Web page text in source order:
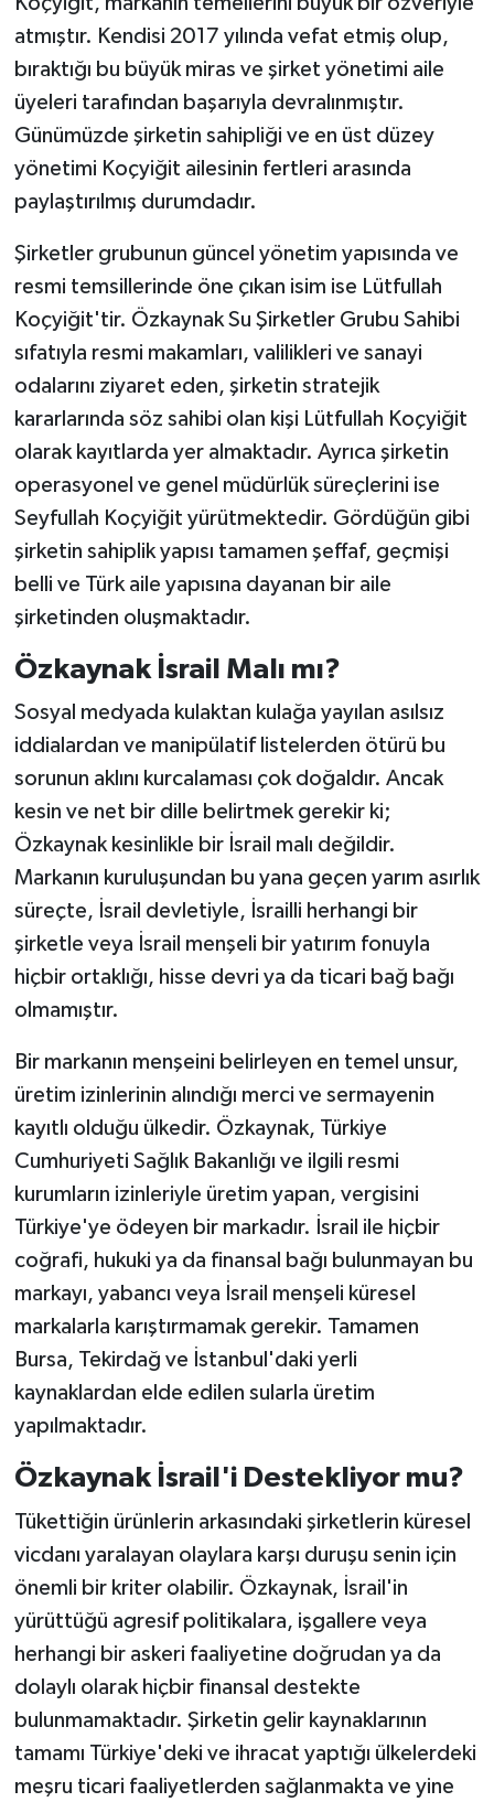
atmıştır. Kendisi 2017 yılında vefat etmiş olup,
bıraktığı bu büyük miras ve şirket yönetimi aile
üyeleri tarafından başarıyla devralınmıştır.
Günümüzde şirketin sahipliği ve en üst düzey
yönetimi Koçyiğit ailesinin fertleri arasında
paylaştırılmış durumdadır.
Şirketler grubunun güncel yönetim yapısında ve
resmi temsillerinde öne çıkan isim ise Lütfullah
Koçyiğit'tir. Özkaynak Su Şirketler Grubu Sahibi
sıfatıyla resmi makamları, valilikleri ve sanayi
odalarını ziyaret eden, şirketin stratejik
kararlarında söz sahibi olan kişi Lütfullah Koçyiğit
olarak kayıtlarda yer almaktadır. Ayrıca şirketin
operasyonel ve genel müdürlük süreçlerini ise
Seyfullah Koçyiğit yürütmektedir. Gördüğün gibi
şirketin sahiplik yapısı tamamen şeffaf, geçmişi
belli ve Türk aile yapısına dayanan bir aile
şirketinden oluşmaktadır.
Özkaynak İsrail Malı mı?
Sosyal medyada kulaktan kulağa yayılan asılsız
iddialardan ve manipülatif listelerden ötürü bu
sorunun aklını kurcalaması çok doğaldır. Ancak
kesin ve net bir dille belirtmek gerekir ki;
Özkaynak kesinlikle bir İsrail malı değildir.
Markanın kuruluşundan bu yana geçen yarım asırlık
süreçte, İsrail devletiyle, İsrailli herhangi bir
şirketle veya İsrail menşeli bir yatırım fonuyla
hiçbir ortaklığı, hisse devri ya da ticari bağ bağı
olmamıştır.
Bir markanın menşeini belirleyen en temel unsur,
üretim izinlerinin alındığı merci ve sermayenin
kayıtlı olduğu ülkedir. Özkaynak, Türkiye
Cumhuriyeti Sağlık Bakanlığı ve ilgili resmi
kurumların izinleriyle üretim yapan, vergisini
Türkiye'ye ödeyen bir markadır. İsrail ile hiçbir
coğrafi, hukuki ya da finansal bağı bulunmayan bu
markayı, yabancı veya İsrail menşeli küresel
markalarla karıştırmamak gerekir. Tamamen
Bursa, Tekirdağ ve İstanbul'daki yerli
kaynaklardan elde edilen sularla üretim
yapılmaktadır.
Özkaynak İsrail'i Destekliyor mu?
Tükettiğin ürünlerin arkasındaki şirketlerin küresel
vicdanı yaralayan olaylara karşı duruşu senin için
önemli bir kriter olabilir. Özkaynak, İsrail'in
yürüttüğü agresif politikalara, işgallere veya
herhangi bir askeri faaliyetine doğrudan ya da
dolaylı olarak hiçbir finansal destekte
bulunmamaktadır. Şirketin gelir kaynaklarının
tamamı Türkiye'deki ve ihracat yaptığı ülkelerdeki
meşru ticari faaliyetlerden sağlanmakta ve yine